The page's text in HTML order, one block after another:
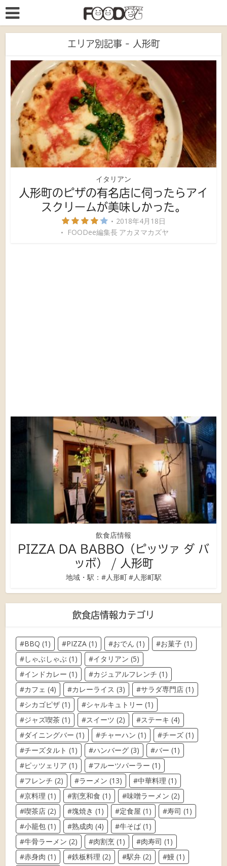
エリア別記事 - 人形町
イタリアン
人形町のピザの有名店に伺ったらアイ
スクリームが美味しかった。
2018年4月18日
FOODee編集長 アカヌマカズヤ
飲食店情報
PIZZA DA BABBO（ピッツァ ダ バ
ッボ） / 人形町
地域・駅： #人形町#人形町駅
飲食店情報カテゴリ
BBQ (1) PIZZA (1) おでん (1) お菓子 (1)
しゃぶしゃぶ (1) イタリアン (5)
インドカレー (1) カジュアルフレンチ (1)
カフェ (4) カレーライス (3) サラダ専門店 (1)
シカゴピザ (1) シャルキュトリー (1)
ジャズ喫茶 (1) スイーツ (2) ステーキ (4)
ダイニングバー (1) チャーハン (1) チーズ (1)
チーズタルト (1) ハンバーグ (3) バー (1)
ピッツェリア (1) フルーツパーラー (1)
フレンチ (2) ラーメン (13) 中華料理 (1)
京料理 (1) 割烹和食 (1) 味噌ラーメン (2)
喫茶店 (2) 塊焼き (1) 定食屋 (1) 寿司 (1)
小籠包 (1) 熟成肉 (4) 牛そば (1)
牛骨ラーメン (2) 肉割烹 (1) 肉寿司 (1)
赤身肉 (1) 鉄板料理 (2) 駅弁 (2) 鰻 (1)